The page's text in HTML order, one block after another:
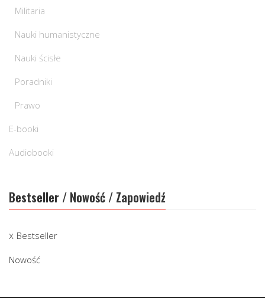
Militaria
Nauki humanistyczne
Nauki ścisłe
Poradniki
Prawo
E-booki
Audiobooki
Bestseller / Nowość / Zapowiedź
Bestseller
Nowość